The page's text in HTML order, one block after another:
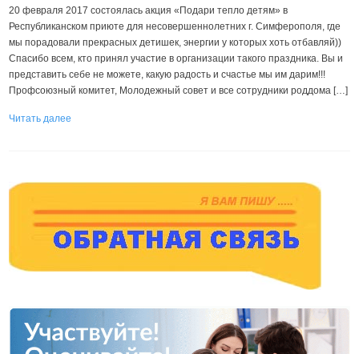
20 февраля 2017 состоялась акция «Подари тепло детям» в
Республиканском приюте для несовершеннолетних г. Симферополя, где
мы порадовали прекрасных детишек, энергии у которых хоть отбавляй))
Спасибо всем, кто принял участие в организации такого праздника. Вы и
представить себе не можете, какую радость и счастье мы им дарим!!!
Профсоюзный комитет, Молодежный совет и все сотрудники роддома […]
Читать далее